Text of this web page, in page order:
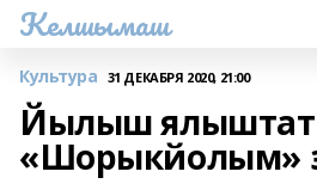
Келшымаш
Культура 31 ДЕКАБРЯ 2020, 21:00
Йылыш ялыштат
«Шорыкйолым»